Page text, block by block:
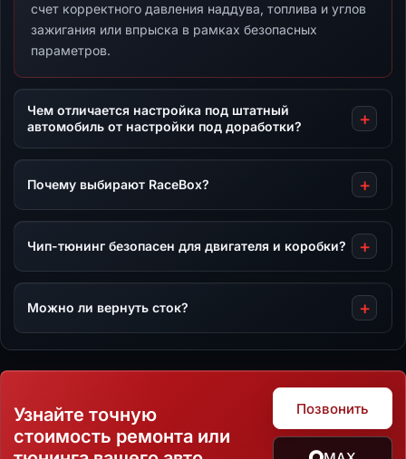
счет корректного давления наддува, топлива и углов
зажигания или впрыска в рамках безопасных
параметров.
Чем отличается настройка под штатный
автомобиль от настройки под доработки?
Почему выбирают RaceBox?
Чип-тюнинг безопасен для двигателя и коробки?
Можно ли вернуть сток?
Узнайте точную
стоимость ремонта или
Позвонить